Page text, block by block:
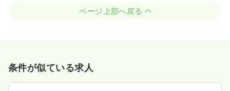
ページ上部へ戻る
条件が似ている求人